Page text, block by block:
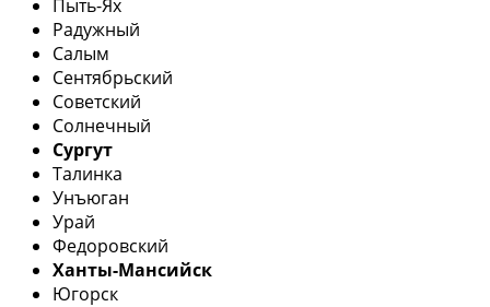
Пыть-Ях
Радужный
Салым
Сентябрьский
Советский
Солнечный
Сургут
Талинка
Унъюган
Урай
Федоровский
Ханты-Мансийск
Югорск